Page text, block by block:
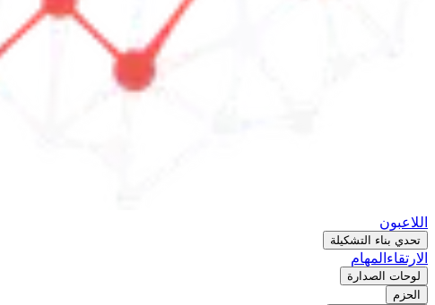
اللاعبون
تحدي بناء التشكيلة
الارتقاء المهام
لوحات الصدارة
الحزم